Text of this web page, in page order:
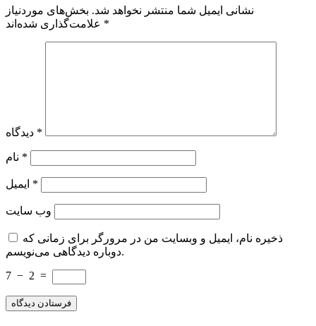
نشانی ایمیل شما منتشر نخواهد شد. بخش‌های موردنیاز
*
*
*
*
وب‌ سایت
ذخیره نام، ایمیل و وبسایت من در مرورگر برای زمانی که
دوباره دیدگاهی می‌نویسم.
7 − 2 =